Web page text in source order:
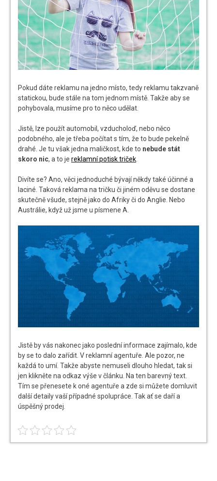
Pokud dáte reklamu na jedno místo, tedy reklamu takzvaně
statickou, bude stále na tom jednom místě. Takže aby se
pohybovala, musíme pro to něco udělat.
Jistě, lze použít automobil, vzducholoď, nebo něco
podobného, ale je třeba počítat s tím, že to bude pekelně
drahé. Je tu však jedna maličkost, kde to nebude stát
skoro nic, a to je reklamní potisk triček
Divíte se? Ano, věci jednoduché bývají někdy také účinné a
laciné. Taková reklama na tričku či jiném oděvu se dostane
skutečně všude, stejně jako do Afriky či do Anglie. Nebo
Austrálie, když už jsme u písmene A.
Jistě by vás nakonec jako poslední informace zajímalo, kde
by se to dalo zařídit. V reklamní agentuře. Ale pozor, ne
každá to umí. Takže abyste nemuseli dlouho hledat, tak si
jen klikněte na odkaz výše v článku. Na ten barevný text.
Tím se přenesete k oné agentuře a zde si můžete domluvit
další detaily vaší případné spolupráce. Tak ať se daří a
úspěšný prodej.